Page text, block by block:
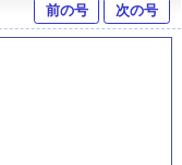
前の号 次の号